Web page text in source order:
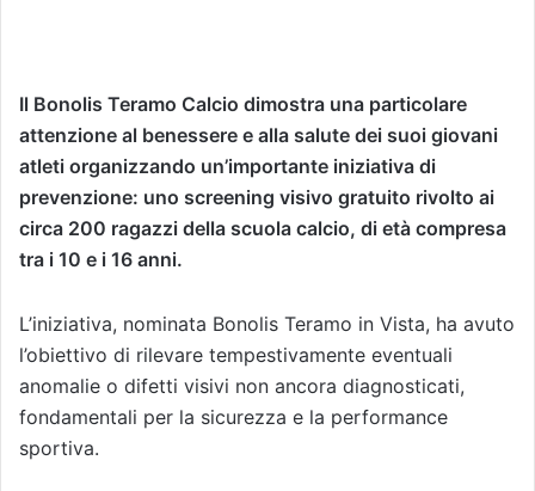
Il Bonolis Teramo Calcio dimostra una particolare
attenzione al benessere e alla salute dei suoi giovani
atleti organizzando un’importante iniziativa di
prevenzione: uno screening visivo gratuito rivolto ai
circa 200 ragazzi della scuola calcio, di età compresa
tra i 10 e i 16 anni.
L’iniziativa, nominata Bonolis Teramo in Vista, ha avuto
l’obiettivo di rilevare tempestivamente eventuali
anomalie o difetti visivi non ancora diagnosticati,
fondamentali per la sicurezza e la performance
sportiva.